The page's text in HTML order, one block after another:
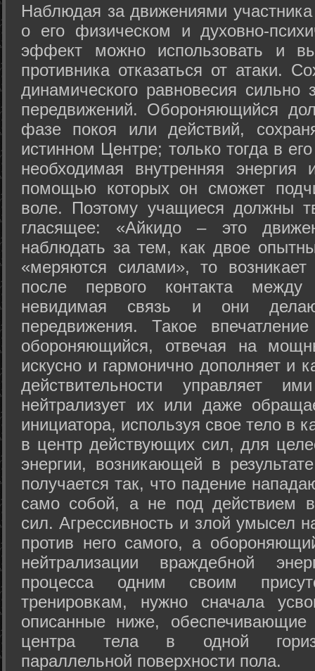
Hаблюдая за движениями
о его физическом и духовно-
эффект можно использовать и
противника отказаться от атаки.
динамического равновесия сильно
передвижений. Обороняющийся
фазе покоя или действий,
истинном Центре; только тогда в
необходимая внутренняя
помощью которых он сможет
воле. Поэтому учащиеся должны
гласящее: «Айкидо – это
наблюдать за тем, как двое
«меряются силами», то возникает
после первого контакта
невидимая связь и они
передвижения. Такое
обороняющийся, отвечая на
искусно и гармонично дополняет и
действительности управляет
нейтрализует их или даже
инициатора, используя свое тело в
в центр действующих сил, для
энергии, возникающей в
получается так, что падение
само собой, а не под действием
сил. Агрессивность и злой умысел
против него самого, а
нейтрализации враждебной
процесса одним своим
тренировкам, нужно сначала
описанные ниже, обеспечивающие
центра тела в одной
параллельной поверхности пола.